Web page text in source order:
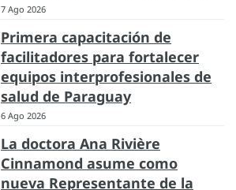
7 Ago 2026
Primera capacitación de
facilitadores para fortalecer
equipos interprofesionales de
salud de Paraguay
6 Ago 2026
La doctora Ana Rivière
Cinnamond asume como
nueva Representante de la